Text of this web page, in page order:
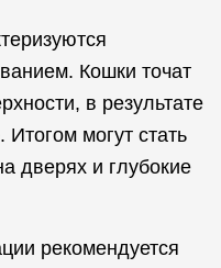
Кошки точат
в результате
Итогом могут стать
дверях и глубокие
рекомендуется